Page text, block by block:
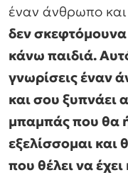
έναν άνθρωπο
δεν
κάνω παιδιά.
γνωρίσεις έναν
και σου ξυπνάει
μπαμπάς που θα
εξελίσσομαι και
που θέλει να